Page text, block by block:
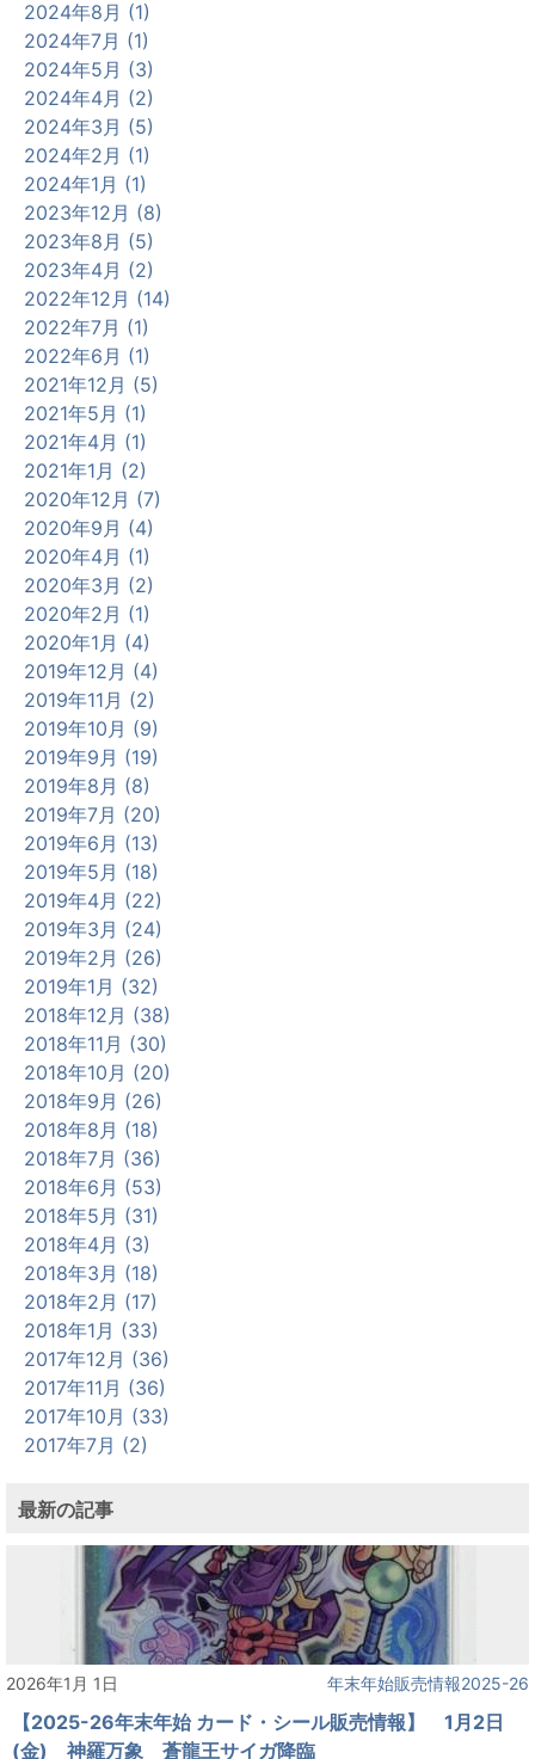
2024年8月 (1)
2024年7月 (1)
2024年5月 (3)
2024年4月 (2)
2024年3月 (5)
2024年2月 (1)
2024年1月 (1)
2023年12月 (8)
2023年8月 (5)
2023年4月 (2)
2022年12月 (14)
2022年7月 (1)
2022年6月 (1)
2021年12月 (5)
2021年5月 (1)
2021年4月 (1)
2021年1月 (2)
2020年12月 (7)
2020年9月 (4)
2020年4月 (1)
2020年3月 (2)
2020年2月 (1)
2020年1月 (4)
2019年12月 (4)
2019年11月 (2)
2019年10月 (9)
2019年9月 (19)
2019年8月 (8)
2019年7月 (20)
2019年6月 (13)
2019年5月 (18)
2019年4月 (22)
2019年3月 (24)
2019年2月 (26)
2019年1月 (32)
2018年12月 (38)
2018年11月 (30)
2018年10月 (20)
2018年9月 (26)
2018年8月 (18)
2018年7月 (36)
2018年6月 (53)
2018年5月 (31)
2018年4月 (3)
2018年3月 (18)
2018年2月 (17)
2018年1月 (33)
2017年12月 (36)
2017年11月 (36)
2017年10月 (33)
2017年7月 (2)
最新の記事
2026年1月 1日 年末年始販売情報2025-26
【2025-26年末年始 カード・シール販売情報】 1月2日
(金) 神羅万象 蒼龍王サイガ降臨